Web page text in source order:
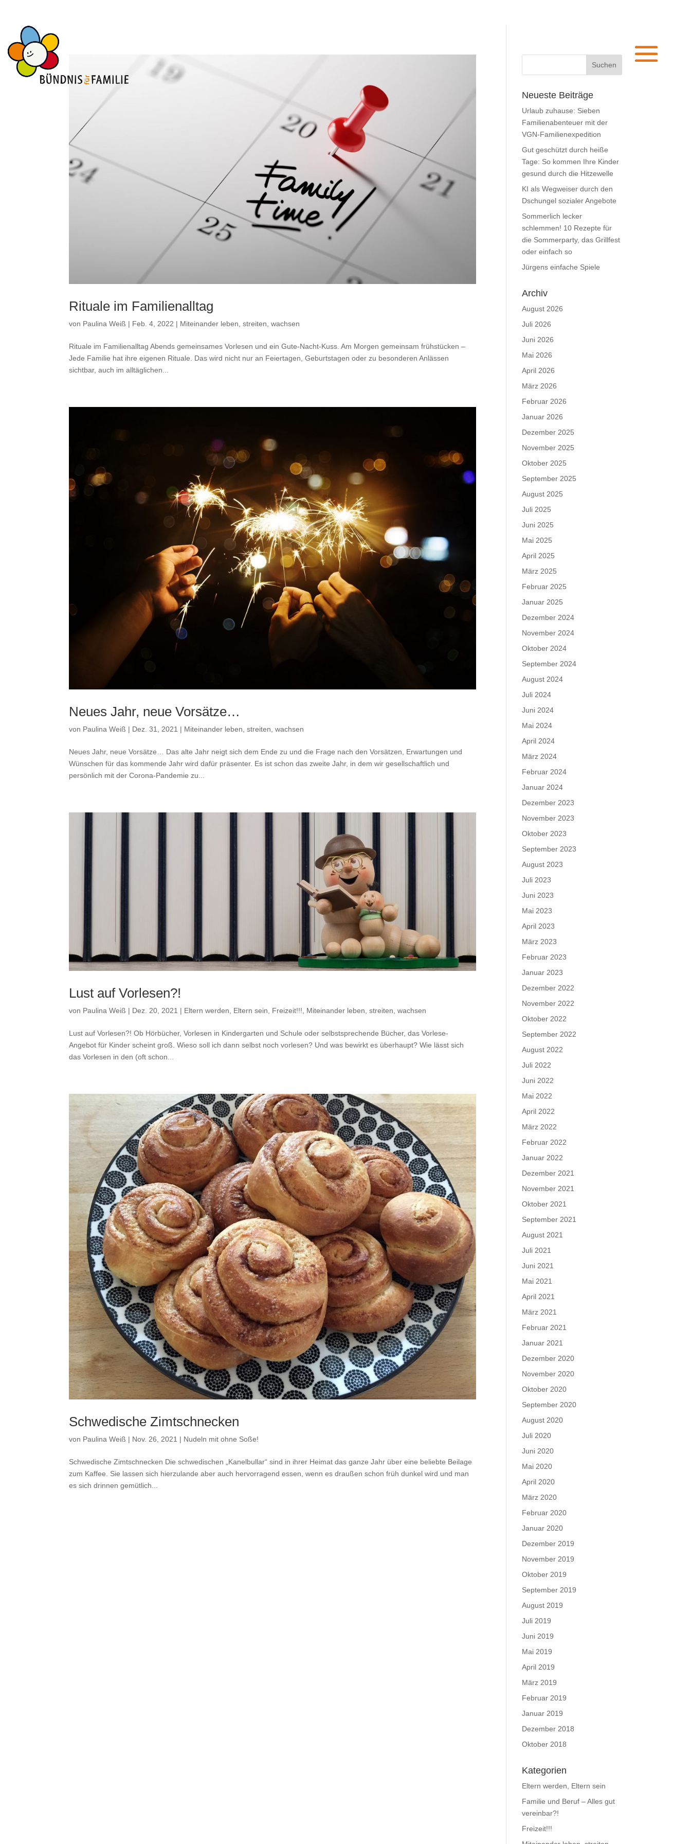
Rituale im Familienalltag
von Paulina Weiß | Feb. 4, 2022 | Miteinander leben, streiten, wachsen
Rituale im Familienalltag Abends gemeinsames Vorlesen und ein Gute-Nacht-Kuss. Am Morgen gemeinsam frühstücken –
Jede Familie hat ihre eigenen Rituale. Das wird nicht nur an Feiertagen, Geburtstagen oder zu besonderen Anlässen
sichtbar, auch im alltäglichen...
Neues Jahr, neue Vorsätze…
von Paulina Weiß | Dez. 31, 2021 | Miteinander leben, streiten, wachsen
Neues Jahr, neue Vorsätze… Das alte Jahr neigt sich dem Ende zu und die Frage nach den Vorsätzen, Erwartungen und
Wünschen für das kommende Jahr wird dafür präsenter. Es ist schon das zweite Jahr, in dem wir gesellschaftlich und
persönlich mit der Corona-Pandemie zu...
Lust auf Vorlesen?!
von Paulina Weiß | Dez. 20, 2021 | Eltern werden, Eltern sein Freizeit!!! Miteinander leben, streiten, wachsen
Lust auf Vorlesen?! Ob Hörbücher, Vorlesen in Kindergarten und Schule oder selbstsprechende Bücher, das Vorlese-
Angebot für Kinder scheint groß. Wieso soll ich dann selbst noch vorlesen? Und was bewirkt es überhaupt? Wie lässt sich
das Vorlesen in den (oft schon...
Schwedische Zimtschnecken
von Paulina Weiß | Nov. 26, 2021 | Nudeln mit ohne Soße!
Schwedische Zimtschnecken Die schwedischen „Kanelbullar“ sind in ihrer Heimat das ganze Jahr über eine beliebte Beilage
zum Kaffee. Sie lassen sich hierzulande aber auch hervorragend essen, wenn es draußen schon früh dunkel wird und man
es sich drinnen gemütlich...
Neueste Beiträge
Urlaub zuhause: Sieben
Familienabenteuer mit der
VGN-Familienexpedition
Gut geschützt durch heiße
Tage: So kommen Ihre Kinder
gesund durch die Hitzewelle
KI als Wegweiser durch den
Dschungel sozialer Angebote
Sommerlich lecker
schlemmen! 10 Rezepte für
die Sommerparty, das Grillfest
oder einfach so
Jürgens einfache Spiele
Archiv
August 2026
Juli 2026
Juni 2026
Mai 2026
April 2026
März 2026
Februar 2026
Januar 2026
Dezember 2025
November 2025
Oktober 2025
September 2025
August 2025
Juli 2025
Juni 2025
Mai 2025
April 2025
März 2025
Februar 2025
Januar 2025
Dezember 2024
November 2024
Oktober 2024
September 2024
August 2024
Juli 2024
Juni 2024
Mai 2024
April 2024
März 2024
Februar 2024
Januar 2024
Dezember 2023
November 2023
Oktober 2023
September 2023
August 2023
Juli 2023
Juni 2023
Mai 2023
April 2023
März 2023
Februar 2023
Januar 2023
Dezember 2022
November 2022
Oktober 2022
September 2022
August 2022
Juli 2022
Juni 2022
Mai 2022
April 2022
März 2022
Februar 2022
Januar 2022
Dezember 2021
November 2021
Oktober 2021
September 2021
August 2021
Juli 2021
Juni 2021
Mai 2021
April 2021
März 2021
Februar 2021
Januar 2021
Dezember 2020
November 2020
Oktober 2020
September 2020
August 2020
Juli 2020
Juni 2020
Mai 2020
April 2020
März 2020
Februar 2020
Januar 2020
Dezember 2019
November 2019
Oktober 2019
September 2019
August 2019
Juli 2019
Juni 2019
Mai 2019
April 2019
März 2019
Februar 2019
Januar 2019
Dezember 2018
Oktober 2018
Kategorien
Eltern werden, Eltern sein
Familie und Beruf – Alles gut
vereinbar?!
Freizeit!!!